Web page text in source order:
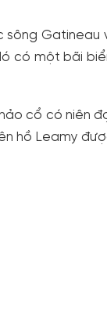
có một bãi
cổ có niên
hồ Leamy